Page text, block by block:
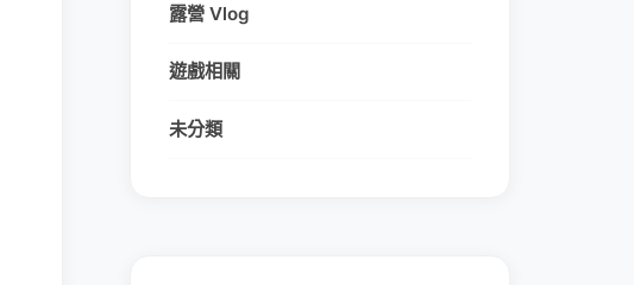
露營 Vlog
遊戲相關
未分類